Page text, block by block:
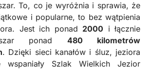
To, co je wyróżnia i sprawia, że
i popularne, to bez wątpienia
Jest ich ponad 2000 i łącznie
ponad 480 kilometrów
. Dzięki sieci kanałów i śluz, jeziora
wspaniały Szlak Wielkich Jezior